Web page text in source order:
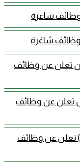
وظائف شاغرة
تعلن عن وظائف
تعلن عن وظائف
منظمة ميرسي كور (Mercy Corps) تعلن عن وظائف